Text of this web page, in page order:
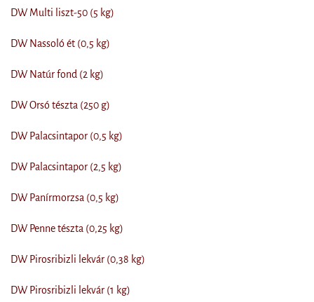
DW Multi liszt-50 (5 kg)
DW Nassoló ét (0,5 kg)
DW Natúr fond (2 kg)
DW Orsó tészta (250 g)
DW Palacsintapor (0,5 kg)
DW Palacsintapor (2,5 kg)
DW Panírmorzsa (0,5 kg)
DW Penne tészta (0,25 kg)
DW Pirosribizli lekvár (0,38 kg)
DW Pirosribizli lekvár (1 kg)